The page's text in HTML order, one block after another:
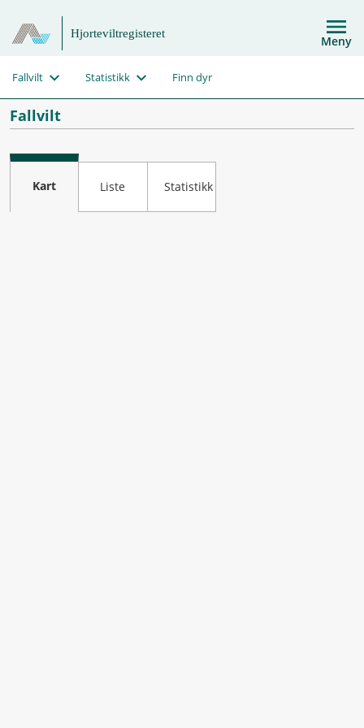
Hjorteviltregisteret Meny
Fallvilt Statistikk Finn dyr
Fallvilt
Kart Liste Statistikk